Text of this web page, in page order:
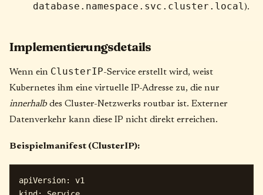
database.namespace.svc.cluster.local).
Implementierungsdetails
Wenn ein ClusterIP-Service erstellt wird, weist
Kubernetes ihm eine virtuelle IP-Adresse zu, die nur
innerhalbdes Cluster-Netzwerks routbar ist. Externer
Datenverkehr kann diese IP nicht direkt erreichen.
Beispielmanifest (ClusterIP):
apiVersion: v1